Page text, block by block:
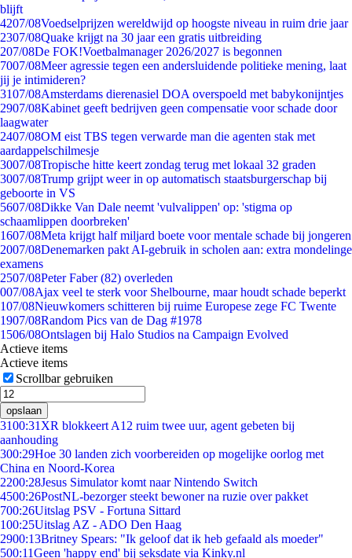
blijft
4207/08Voedselprijzen wereldwijd op hoogste niveau in ruim drie jaar
2307/08Quake krijgt na 30 jaar een gratis uitbreiding
207/08De FOK!Voetbalmanager 2026/2027 is begonnen
7007/08Meer agressie tegen een andersluidende politieke mening, laat
jij je intimideren?
3107/08Amsterdams dierenasiel DOA overspoeld met babykonijntjes
2907/08Kabinet geeft bedrijven geen compensatie voor schade door
laagwater
2407/08OM eist TBS tegen verwarde man die agenten stak met
aardappelschilmesje
3007/08Tropische hitte keert zondag terug met lokaal 32 graden
3007/08Trump grijpt weer in op automatisch staatsburgerschap bij
geboorte in VS
5607/08Dikke Van Dale neemt 'vulvalippen' op: 'stigma op
schaamlippen doorbreken'
1607/08Meta krijgt half miljard boete voor mentale schade bij jongeren
2007/08Denemarken pakt AI-gebruik in scholen aan: extra mondelinge
examens
2507/08Peter Faber (82) overleden
007/08Ajax veel te sterk voor Shelbourne, maar houdt schade beperkt
107/08Nieuwkomers schitteren bij ruime Europese zege FC Twente
1907/08Random Pics van de Dag #1978
1506/08Ontslagen bij Halo Studios na Campaign Evolved
Actieve items
Actieve items
Scrollbar gebruiken
opslaan
3100:31 XR blokkeert A12 ruim twee uur, agent gebeten bij
aanhouding
300:29Hoe 30 landen zich voorbereiden op mogelijke oorlog met
China en Noord-Korea
2200:28Jesus Simulator komt naar Nintendo Switch
4500:26PostNL-bezorger steekt bewoner na ruzie over pakket
700:26Uitslag PSV - Fortuna Sittard
100:25Uitslag AZ - ADO Den Haag
2900:13Britney Spears: "Ik geloof dat ik heb gefaald als moeder"
500:11Geen 'happy end' bij seksdate via Kinky.nl